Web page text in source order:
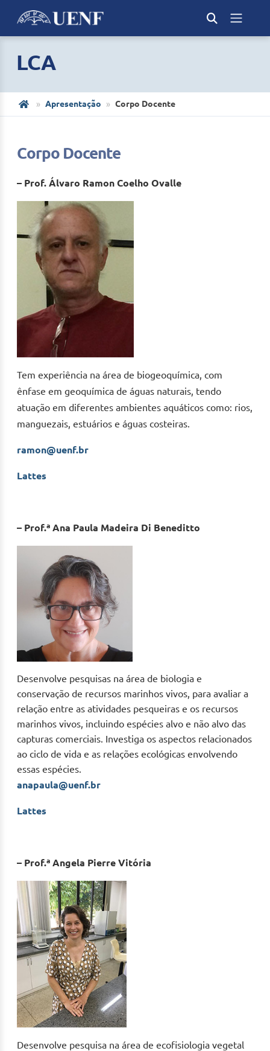
LCA
Apresentação Corpo Docente
Corpo Docente
– Prof. Álvaro Ramon Coelho Ovalle
Tem experiência na área de biogeoquímica, com
ênfase em geoquímica de águas naturais, tendo
atuação em diferentes ambientes aquáticos como: rios,
manguezais, estuários e águas costeiras.
ramon@uenf.br
Lattes
– Prof.ª Ana Paula Madeira Di Beneditto
Desenvolve pesquisas na área de biologia e
conservação de recursos marinhos vivos, para avaliar a
relação entre as atividades pesqueiras e os recursos
marinhos vivos, incluindo espécies alvo e não alvo das
capturas comerciais. Investiga os aspectos relacionados
ao ciclo de vida e as relações ecológicas envolvendo
essas espécies.
anapaula@uenf.br
Lattes
– Prof.ª Angela Pierre Vitória
Desenvolve pesquisa na área de ecofisiologia vegetal